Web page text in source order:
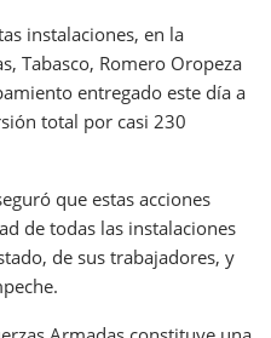
instalaciones, en la
Tabasco, Romero Oropeza
entregado este día a
total por casi 230
que estas acciones
de todas las instalaciones
de sus trabajadores, y